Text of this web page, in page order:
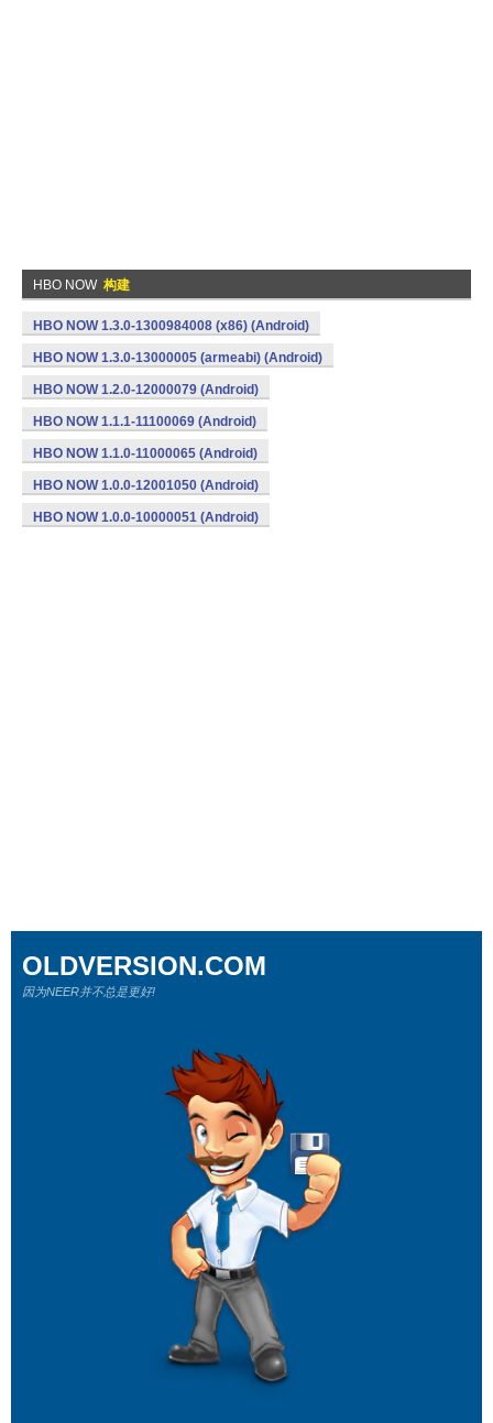
HBO NOW 构建
HBO NOW 1.3.0-1300984008 (x86) (Android)
HBO NOW 1.3.0-13000005 (armeabi) (Android)
HBO NOW 1.2.0-12000079 (Android)
HBO NOW 1.1.1-11100069 (Android)
HBO NOW 1.1.0-11000065 (Android)
HBO NOW 1.0.0-12001050 (Android)
HBO NOW 1.0.0-10000051 (Android)
OLDVERSION.COM
因为NEER并不总是更好!